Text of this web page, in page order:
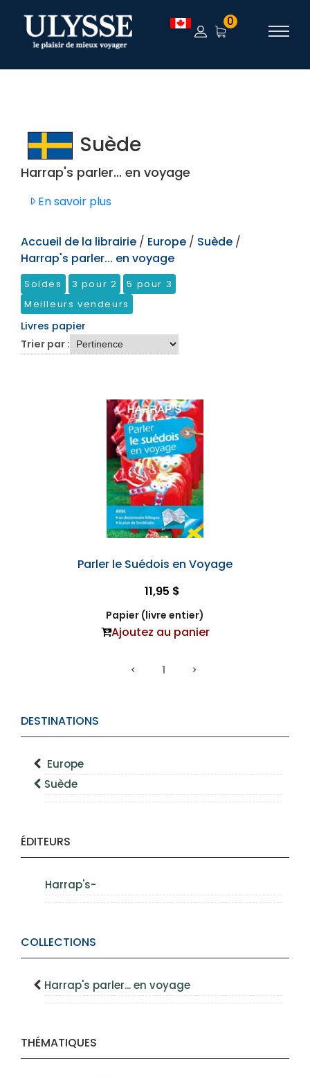
TEST 0
DESTINATIONS
Europe
Suède
ÉDITEURS
Harrap's-
COLLECTIONS
Harrap's parler... en voyage
THÉMATIQUES
Suède
Harrap's parler... en voyage
En savoir plus
Accueil de la librairie / Europe / Suède /
Harrap's parler... en voyage
Soldes 3 pour 2
5 pour 3
Meilleurs vendeurs
Livres papier
Trier par :
Parler le Suédois en Voyage
11,95 $
Papier (livre entier)
Ajoutez au panier
1